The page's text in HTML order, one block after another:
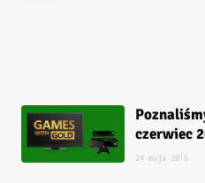
czerwiec
24 maja 2016